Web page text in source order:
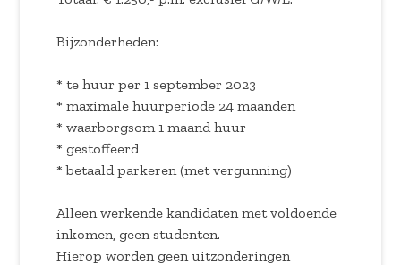
Bijzonderheden:
* te huur per 1 september 2023
* maximale huurperiode 24 maanden
* waarborgsom 1 maand huur
* gestoffeerd
* betaald parkeren (met vergunning)
Alleen werkende kandidaten met voldoende
inkomen, geen studenten.
Hierop worden geen uitzonderingen